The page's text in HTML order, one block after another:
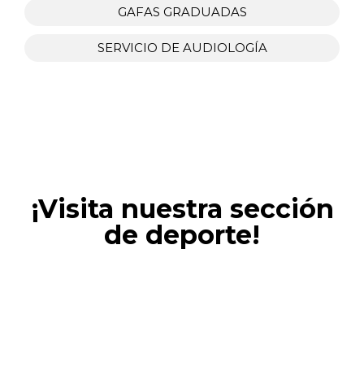
GAFAS GRADUADAS
SERVICIO DE AUDIOLOGÍA
¡Visita nuestra sección
de deporte!